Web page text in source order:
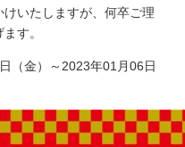
いたしますが、何卒ご理
す。
（金）～2023年01月06日